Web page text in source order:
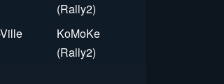
(Rally2)
KoMoKe
(Rally2)